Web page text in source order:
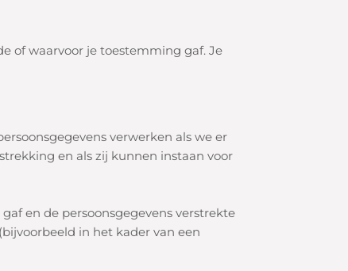
of waarvoor je toestemming gaf. Je
verwerken als we er
en als zij kunnen instaan voor
en de persoonsgegevens verstrekte
in het kader van een